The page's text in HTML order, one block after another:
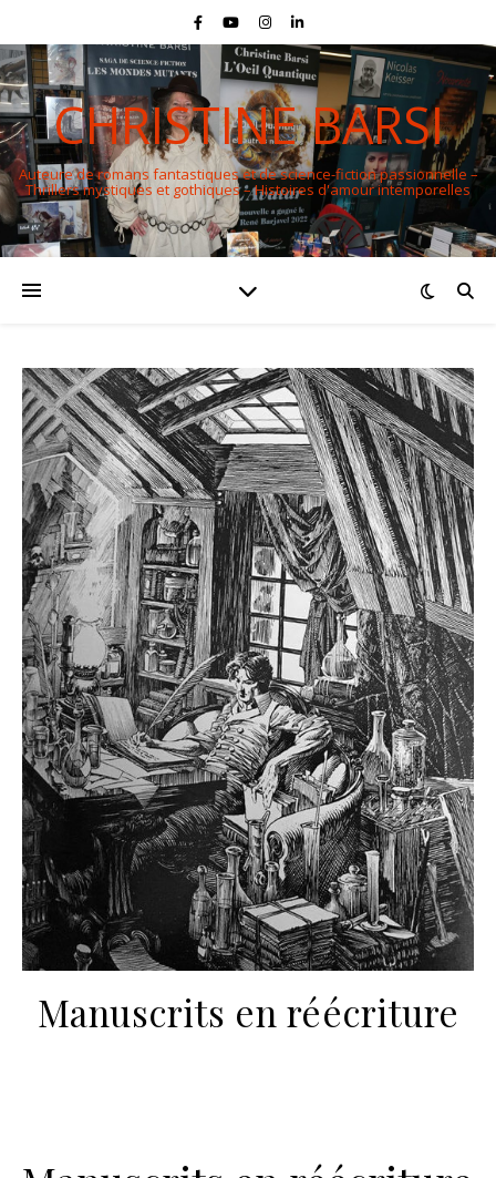
CHRISTINE BARSI
Auteure de romans fantastiques et de science-fiction passionnelle –
Thrillers mystiques et gothiques – Histoires d'amour intemporelles
Manuscrits en réécriture